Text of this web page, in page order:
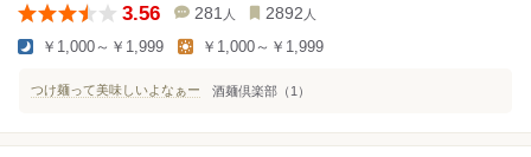
3.56 281 人 2892 人
￥1,000～￥1,999 ￥1,000～￥1,999
つけ麺って美味しいよなぁー 酒麺倶楽部（1）